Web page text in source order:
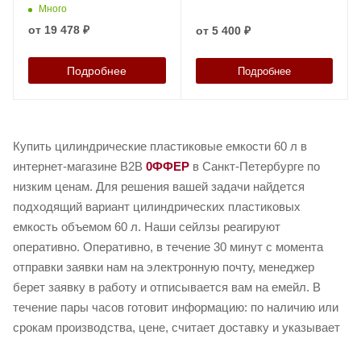
Много
от 19 478 ₽
Подробнее
от 5 400 ₽
Подробнее
Купить цилиндрические пластиковые емкости 60 л в
интернет-магазине B2B 0ФФЕР в Санкт-Петербурге по
низким ценам. Для решения вашей задачи найдется
подходящий вариант цилиндрических пластиковых
емкость объемом 60 л. Наши сейлзы реагируют
оперативно. Оперативно, в течение 30 минут с момента
отправки заявки нам на электронную почту, менеджер
берет заявку в работу и отписывается вам на емейл. В
течение пары часов готовит информацию: по наличию или
срокам производства, цене, считает доставку и указывает